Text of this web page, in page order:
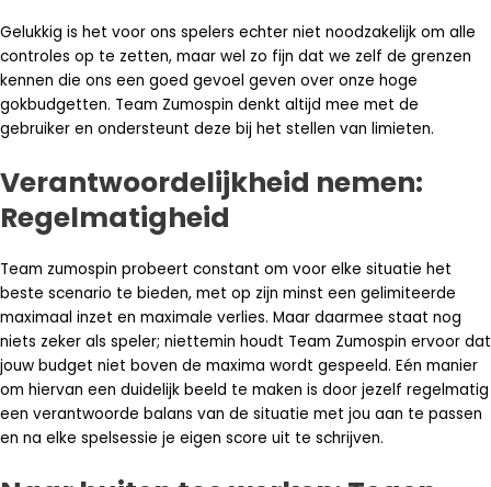
Gelukkig is het voor ons spelers echter niet noodzakelijk om alle
controles op te zetten, maar wel zo fijn dat we zelf de grenzen
kennen die ons een goed gevoel geven over onze hoge
gokbudgetten. Team Zumospin denkt altijd mee met de
gebruiker en ondersteunt deze bij het stellen van limieten.
Verantwoordelijkheid nemen:
Regelmatigheid
Team zumospin probeert constant om voor elke situatie het
beste scenario te bieden, met op zijn minst een gelimiteerde
maximaal inzet en maximale verlies. Maar daarmee staat nog
niets zeker als speler; niettemin houdt Team Zumospin ervoor dat
jouw budget niet boven de maxima wordt gespeeld. Eén manier
om hiervan een duidelijk beeld te maken is door jezelf regelmatig
een verantwoorde balans van de situatie met jou aan te passen
en na elke spelsessie je eigen score uit te schrijven.